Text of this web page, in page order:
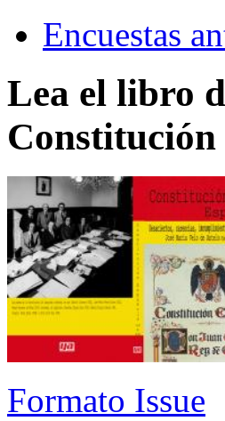
Encuestas
Lea el libro
Constitución
Formato Issue